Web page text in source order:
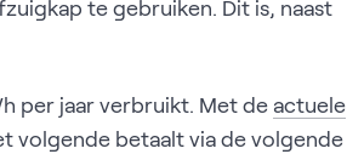
te gebruiken. Dit is, naast
per jaar verbruikt. Met de actuele
volgende betaalt via de volgende